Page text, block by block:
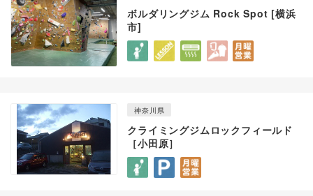
ボルダリングジム Rock Spot [横浜
市]
神奈川県
クライミングジムロックフィールド
［小田原］